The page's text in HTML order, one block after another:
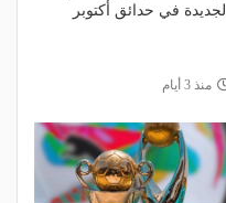
الجديدة في حدائق أكتوبر
منذ 3 أيام